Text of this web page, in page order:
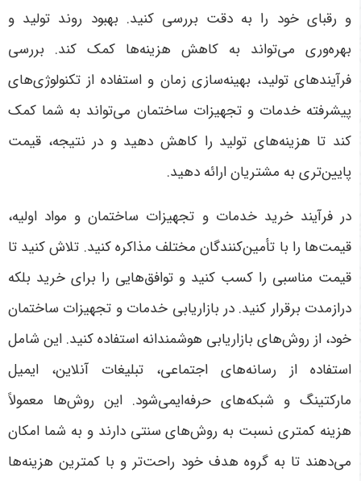
و رقبای خود را به دقت بررسی کنید. بهبود روند تولید و
بهره‌وری می‌تواند به کاهش هزینه‌ها کمک کند. بررسی
فرآیندهای تولید، بهینه‌سازی زمان و استفاده از تکنولوژی‌های
پیشرفته خدمات و تجهیزات ساختمان می‌تواند به شما کمک
کند تا هزینه‌های تولید را کاهش دهید و در نتیجه، قیمت
پایین‌تری به مشتریان ارائه دهید.
در فرآیند خرید خدمات و تجهیزات ساختمان و مواد اولیه،
قیمت‌ها را با تأمین‌کنندگان مختلف مذاکره کنید. تلاش کنید تا
قیمت مناسبی را کسب کنید و توافق‌هایی را برای خرید بلکه
دراز‌مدت برقرار کنید. در بازاریابی خدمات و تجهیزات ساختمان
خود، از روش‌های بازاریابی هوشمندانه استفاده کنید. این شامل
استفاده از رسانه‌های اجتماعی، تبلیغات آنلاین، ایمیل
مارکتینگ و شبکه‌های حرفه‌ایمی‌شود. این روش‌ها معمولاً
هزینه کمتری نسبت به روش‌های سنتی دارند و به شما امکان
می‌دهند تا به گروه‌ هدف خود راحت‌تر و با کمترین هزینه‌ها